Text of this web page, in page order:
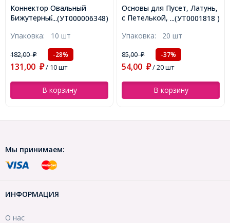
...(УТ000006348)
Коннектор Овальный
Бижутерный сплав, 6
Золото, Размер:
35х22х1мм, Отверстие
2мм, (УТ000006348)
Упаковка: 10 шт
182,00₽ -28%
131,00 ₽/ 10 шт
В корзину
...(УТ0001818 )
Основы для Пусет, Латунь,
с Петелькой, Медь,
1мм, (УТ0001818)
Упаковка: 20 шт
85,00₽ -37%
54,00 ₽/ 20 шт
В корзину
Мы принимаем:
ИНФОРМАЦИЯ
О нас